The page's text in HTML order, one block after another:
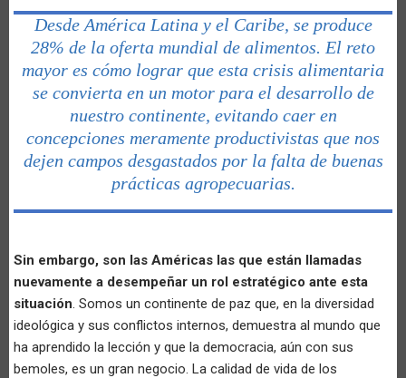
Desde América Latina y el Caribe, se produce
28% de la oferta mundial de alimentos. El reto
mayor es cómo lograr que esta crisis alimentaria
se convierta en un motor para el desarrollo de
nuestro continente, evitando caer en
concepciones meramente productivistas que nos
dejen campos desgastados por la falta de buenas
prácticas agropecuarias.
Sin embargo, son las Américas las que están llamadas
nuevamente a desempeñar un rol estratégico ante esta
situación. Somos un continente de paz que, en la diversidad
ideológica y sus conflictos internos, demuestra al mundo que
ha aprendido la lección y que la democracia, aún con sus
bemoles, es un gran negocio. La calidad de vida de los